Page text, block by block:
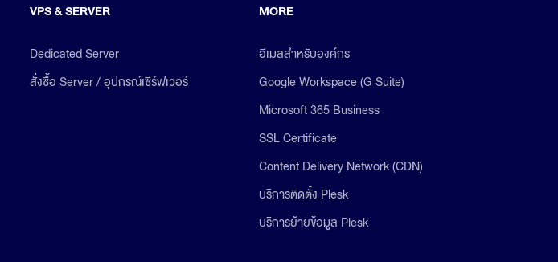
VPS & SERVER
Dedicated Server
สั่งซื้อ Server / อุปกรณ์เซิร์ฟเวอร์
MORE
อีเมลสำหรับองค์กร
Google Workspace (G Suite)
Microsoft 365 Business
SSL Certificate
Content Delivery Network (CDN)
บริการติดตั้ง Plesk
บริการย้ายข้อมูล Plesk